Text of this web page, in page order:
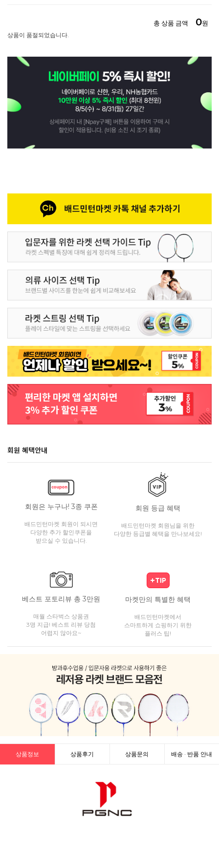
총 상품 금액 0원
상품이 품절되었습니다.
회원 혜택안내
회원은 누구나! 3종 쿠폰
배드민턴마켓 회원이 되시면
다양한 추가 할인쿠폰을
받으실 수 있습니다.
회원 등급 혜택
배드민턴마켓 회원님을 위한
다양한 등급별 혜택을 만나보세요!
베스트 포토리뷰 총 3만원
매월 스타벅스 상품권
3명 지급! 베스트 리뷰 당첨
어렵지 않아요~
마켓만의 특별한 혜택
배드민턴마켓에서
스마트하게 쇼핑하기 위한
플러스 팁!
상품정보 상품후기 상품문의 배송 · 반품 안내